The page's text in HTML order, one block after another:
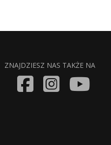
ZNAJDZIESZ NAS TAKŻE NA